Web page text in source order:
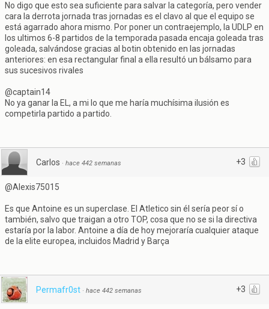
No digo que esto sea suficiente para salvar la categoría, pero vender
cara la derrota jornada tras jornadas es el clavo al que el equipo se
está agarrado ahora mismo. Por poner un contraejemplo, la UDLP en
los ultimos 6-8 partidos de la temporada pasada encaja goleada tras
goleada, salvándose gracias al botin obtenido en las jornadas
anteriores: en esa rectangular final a ella resultó un bálsamo para
sus sucesivos rivales
@captain14
No ya ganar la EL, a mi lo que me haría muchísima ilusión es
competirla partido a partido.
+3
Carlos · hace 442 semanas
@Alexis75015
Es que Antoine es un superclase. El Atletico sin él sería peor sí o
también, salvo que traigan a otro TOP, cosa que no se si la directiva
estaría por la labor. Antoine a día de hoy mejoraría cualquier ataque
de la elite europea, incluidos Madrid y Barça
+3
Permafr0st · hace 442 semanas